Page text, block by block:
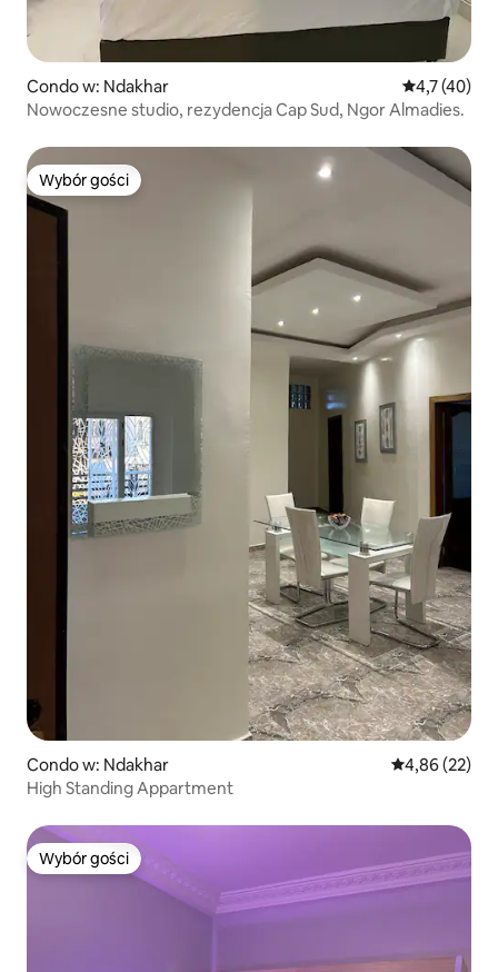
Condo w: Ndakhar Średnia
4,7 (40)
Nowoczesne studio, rezydencja Cap Sud, Ngor Almadies.
Wybór gości
Wybór gości
Condo w: Ndakhar Średnia
4,86 (22)
High Standing Appartment
Wybór gości
Wybór gości